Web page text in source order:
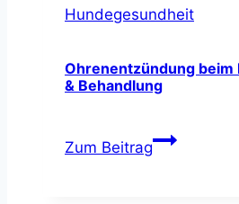
Ursachen
wirksame
Hausmittel
Hundegesundheit
Ohrenentzündung beim
& Behandlung
Zum Beitrag